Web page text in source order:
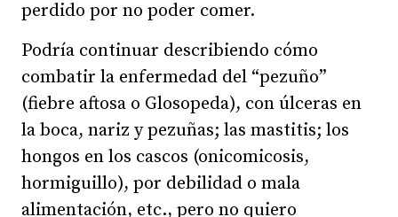
perdido por no poder comer.
Podría continuar describiendo cómo
combatir la enfermedad del “pezuño”
(fiebre aftosa o Glosopeda), con úlceras en
la boca, nariz y pezuñas; las mastitis; los
hongos en los cascos (onicomicosis,
hormiguillo), por debilidad o mala
alimentación, etc., pero no quiero